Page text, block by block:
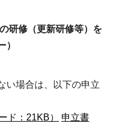
研修（更新研修等）を
）
い場合は、以下の申立
ド：21KB）
申立書